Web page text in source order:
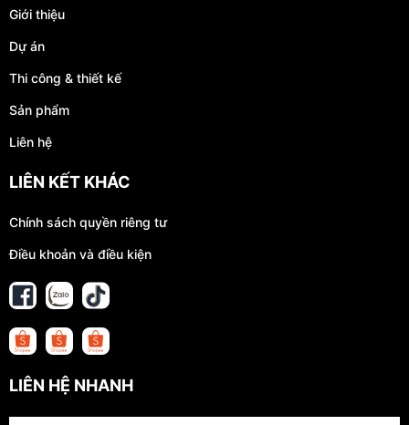
Giới thiệu
Dự án
Thi công & thiết kế
Sản phẩm
Liên hệ
LIÊN KẾT KHÁC
Chính sách quyền riêng tư
Điều khoản và điều kiện
LIÊN HỆ NHANH